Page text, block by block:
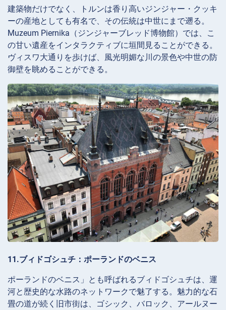
建築物だけでなく、トルンは香り高いジンジャー・クッキ
ーの産地としても有名で、その伝統は中世にまで遡る。
Muzeum Piernika（ジンジャーブレッド博物館）では、こ
の甘い遺産をインタラクティブに垣間見ることができる。
ヴィスワ大通りを歩けば、風光明媚な川の景色や中世の防
御壁を眺めることができる。
11.ブィドゴシュチ：ポーランドのベニス
ポーランドのベニス」とも呼ばれるブィドゴシュチは、運
河と歴史的な水路のネットワークで魅了する。魅力的な石
畳の道が続く旧市街は、ゴシック、バロック、アールヌー